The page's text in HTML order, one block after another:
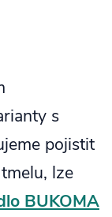
s
pojistit
lze
BUKOMA